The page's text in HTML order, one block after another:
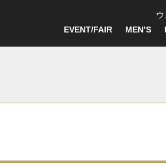
EVENT/FAIR
MEN’S